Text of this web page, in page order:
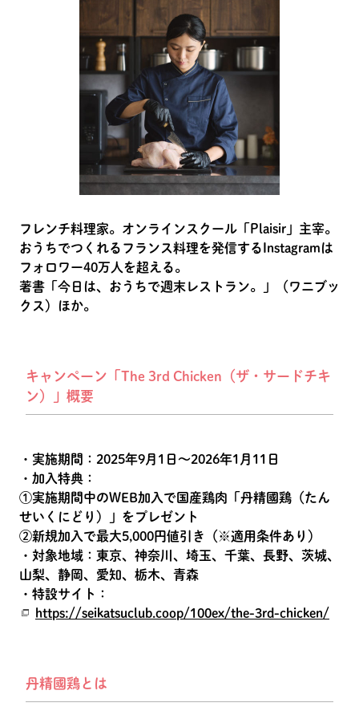
フレンチ料理家。オンラインスクール「Plaisir」主宰。
おうちでつくれるフランス料理を発信するInstagramは
フォロワー40万人を超える。
著書「今日は、おうちで週末レストラン。」（ワニブッ
クス）ほか。
キャンペーン「The 3rd Chicken（ザ・サードチキ
ン）」概要
・実施期間：2025年9月1日～2026年1月11日
・加入特典：
①実施期間中のWEB加入で国産鶏肉「丹精國鶏（たん
せいくにどり）」をプレゼント
②新規加入で最大5,000円値引き（※適用条件あり）
・対象地域：東京、神奈川、埼玉、千葉、長野、茨城、
山梨、静岡、愛知、栃木、青森
・特設サイト：
https://seikatsuclub.coop/100ex/the-3rd-chicken/
丹精國鶏とは